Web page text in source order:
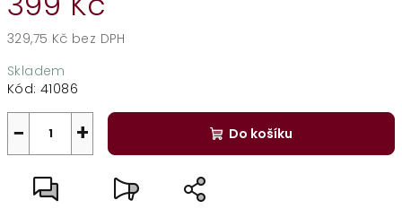
329,75 Kč bez DPH
cena:
Skladem
Kód: 41086
+
− Do košíku